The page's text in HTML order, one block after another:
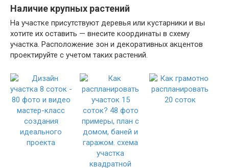
Наличие крупных растений
На участке присутствуют деревья или кустарники и вы
хотите их оставить — внесите координаты в схему
участка. Расположение зон и декоративных акцентов
проектируйте с учетом таких растений.